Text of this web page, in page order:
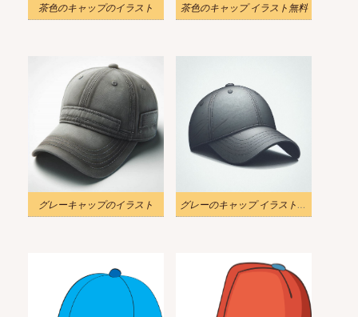
茶色のキャップのイラスト 茶色のキャップ イラスト無料
グレーキャップのイラスト グレーのキャップ イラスト 無料